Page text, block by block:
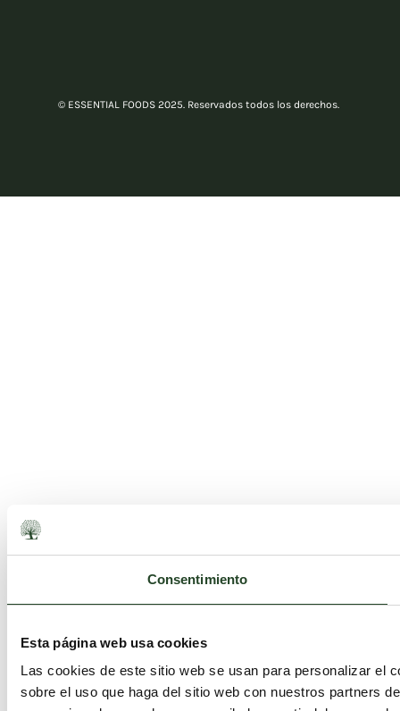
Consentimiento
Esta página web usa cookies
Las cookies de este sitio web se usan para personalizar el
sobre el uso que haga del sitio web con nuestros partners
© ESSENTIAL FOODS 2025. Reservados todos los derechos.